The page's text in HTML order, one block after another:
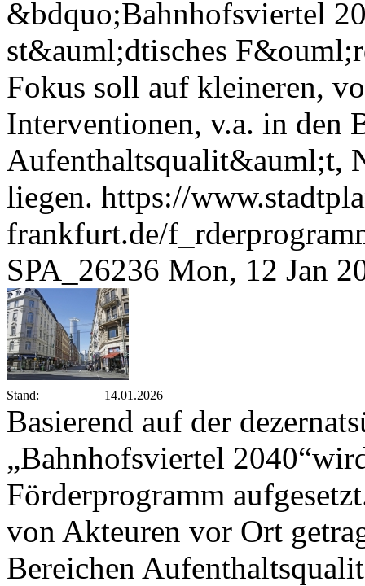
&bdquo;Bahnhofsviertel
st&auml;dtisches
Fokus soll auf kleineren,
Interventionen, v.a. in den
Aufenthaltsqualit&auml;t,
liegen. https://
frankfurt.de/
SPA_26236 Mon, 12 Jan
Stand: 14.01.2026
Basierend auf der
„Bahnhofsviertel
Förderprogramm
von Akteuren vor Ort
Bereichen